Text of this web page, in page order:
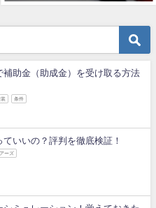
補助金（助成金）を受け取る方法
条件
いいの？評判を徹底検証！
アーズ